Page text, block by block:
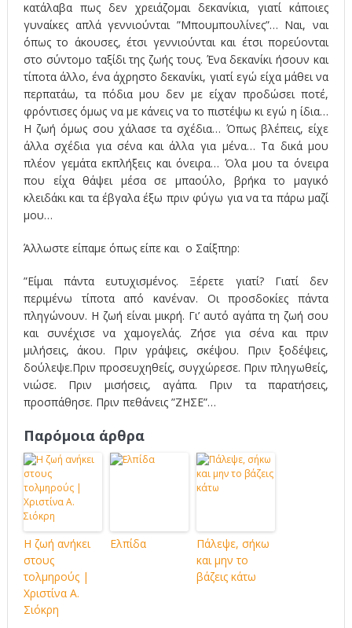
κατάλαβα πως δεν χρειάζομαι δεκανίκια, γιατί κάποιες
γυναίκες απλά γεννιούνται ”Μπουμπουλίνες”… Ναι, ναι
όπως το άκουσες, έτσι γεννιούνται και έτσι πορεύονται
στο σύντομο ταξίδι της ζωής τους. Ένα δεκανίκι ήσουν και
τίποτα άλλο, ένα άχρηστο δεκανίκι, γιατί εγώ είχα μάθει να
περπατάω, τα πόδια μου δεν με είχαν προδώσει ποτέ,
φρόντισες όμως να με κάνεις να το πιστέψω κι εγώ η ίδια…
Η ζωή όμως σου χάλασε τα σχέδια… Όπως βλέπεις, είχε
άλλα σχέδια για σένα και άλλα για μένα… Τα δικά μου
πλέον γεμάτα εκπλήξεις και όνειρα… Όλα μου τα όνειρα
που είχα θάψει μέσα σε μπαούλο, βρήκα το μαγικό
κλειδάκι και τα έβγαλα έξω πριν φύγω για να τα πάρω μαζί
μου…
Άλλωστε είπαμε όπως είπε και ο Σαίξπηρ:
”Είμαι πάντα ευτυχισμένος. Ξέρετε γιατί? Γιατί δεν
περιμένω τίποτα από κανέναν. Οι προσδοκίες πάντα
πληγώνουν. Η ζωή είναι μικρή. Γι’ αυτό αγάπα τη ζωή σου
και συνέχισε να χαμογελάς. Ζήσε για σένα και πριν
μιλήσεις, άκου. Πριν γράψεις, σκέψου. Πριν ξοδέψεις,
δούλεψε.Πριν προσευχηθείς, συγχώρεσε. Πριν πληγωθείς,
νιώσε. Πριν μισήσεις, αγάπα. Πριν τα παρατήσεις,
προσπάθησε. Πριν πεθάνεις ”ΖΗΣΕ”…
Παρόμοια άρθρα
Η ζωή ανήκει
στους
τολμηρούς |
Χριστίνα Α.
Σιόκρη
Ελπίδα
Πάλεψε, σήκω
και μην το
βάζεις κάτω